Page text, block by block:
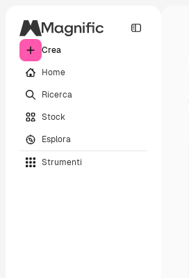
Crea
Home
Ricerca
Stock
Esplora
Strumenti